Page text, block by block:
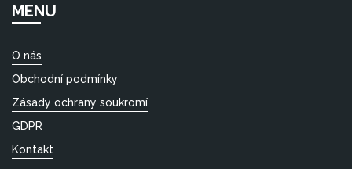
MENU
O nás
Obchodní podmínky
Zásady ochrany soukromí
GDPR
Kontakt